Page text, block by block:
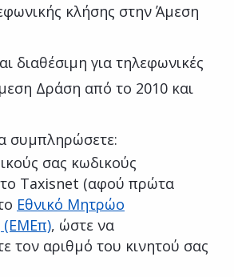
κλήσης στην Άμεση
διαθέσιμη για τηλεφωνικές
Δράση από το 2010 και
συμπληρώσετε:
σας κωδικούς
Taxisnet (αφού πρώτα
Εθνικό Μητρώο
(ΕΜΕπ), ώστε να
τον αριθμό του κινητού σας